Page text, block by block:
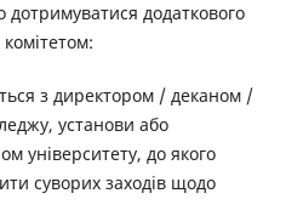
додаткового
з директором / деканом /
установи або
університету, до якого
суворих заходів щодо